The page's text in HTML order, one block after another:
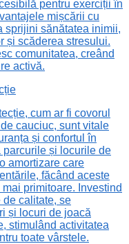
pentru exerciții în
mișcării cu
sprijini sănătatea inimii,
și scăderea stresului.
comunitatea, creând
activă.
cum ar fi covorul
cauciuc, sunt vitale
și confortul în
parcurile și locurile de
amortizare care
făcând aceste
primitoare. Investind
de calitate, se
și locuri de joacă
stimulând activitatea
toate vârstele.